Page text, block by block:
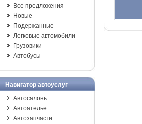
Все предложения
Новые
Подержанные
Легковые автомобили
Грузовики
Автобусы
Навигатор автоуслуг
Автосалоны
Автоателье
Автозапчасти